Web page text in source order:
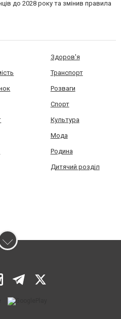
до 2028 року та змінив правила
Здоров'я
Транспорт
Розваги
Спорт
Культура
Мода
Родина
Дитячий розділ